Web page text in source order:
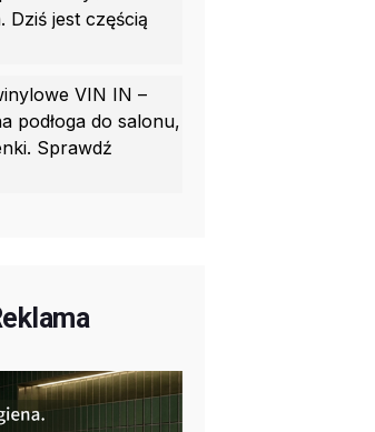
Dziś jest częścią
VIN IN –
podłoga do salonu,
Sprawdź